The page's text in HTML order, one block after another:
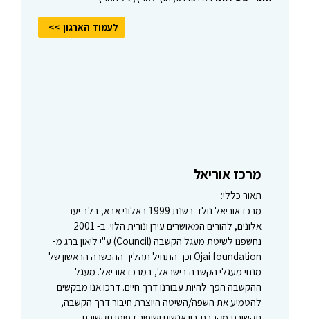
לעמוד הארגון
מרכז אוריאל
תאור כללי:
מרכז אוריאל נולד בשנת 1999 באלוני אבא, בלב יער
אלונים, להורים המאושרים עירן ונורית הלוי. ב- 2001
נחשפנו לשיטת מעגל הקשבה (Council) ע"י ליאון ברג מ-
Ojai foundation וכך התחיל תהליך ההכשרה הראשון של
מנחי מעגלי הקשבה בישראל, במרכז אוריאל. מעגל
ההקשבה הפך להיות עבורנו דרך חיים. דרכו אנו מבקשים
להטמיע את השפה/השיטה היוצרת חיבור דרך הקשבה,